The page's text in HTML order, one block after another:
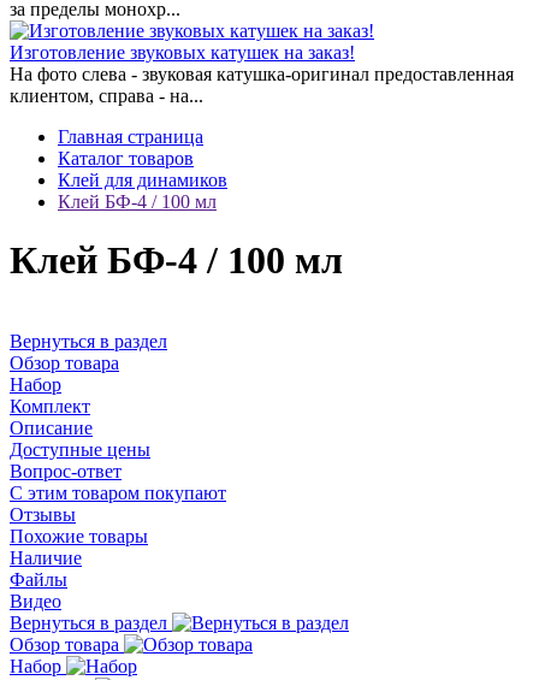
за пределы монохр...
Изготовление звуковых катушек на заказ!
На фото слева - звуковая катушка-оригинал предоставленная
клиентом, справа - на...
Главная страница
Каталог товаров
Клей для динамиков
Клей БФ-4 / 100 мл
Клей БФ-4 / 100 мл
Вернуться в раздел
Обзор товара
Набор
Комплект
Описание
Доступные цены
Вопрос-ответ
С этим товаром покупают
Отзывы
Похожие товары
Наличие
Файлы
Видео
Вернуться в раздел
Обзор товара
Набор